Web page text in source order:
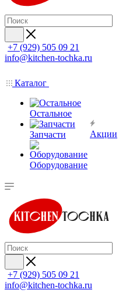
+7 (929) 505 09 21
info@kitchen-tochka.ru
Каталог
Остальное
Запчасти
Оборудование
Акции
+7 (929) 505 09 21
info@kitchen-tochka.ru